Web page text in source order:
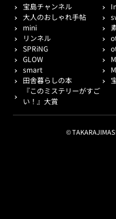
宝島チャンネル
大人のおしゃれ手帖
mini
リンネル
SPRiNG
GLOW
smart
田舎暮らしの本
『このミステリーがすご
い！』大賞
©